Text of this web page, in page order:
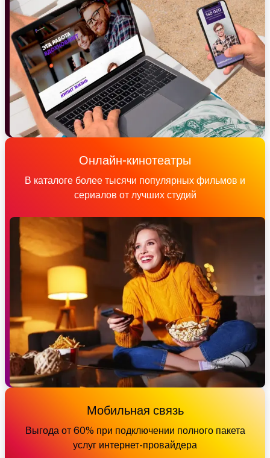
Онлайн-кинотеатры
В каталоге более тысячи популярных фильмов и
сериалов от лучших студий
Мобильная связь
Выгода от 60% при подключении полного пакета
услуг интернет-провайдера